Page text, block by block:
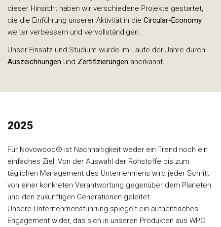
dieser Hinsicht haben wir verschiedene Projekte gestartet,
die die Einführung unserer Aktivität in die Circular-Economy
weiter verbessern und vervollständigen.
Unser Einsatz und Studium wurde im Laufe der Jahre durch
Auszeichnungen und Zertifizierungen anerkannt.
2025
Für Novowood® ist Nachhaltigkeit weder ein Trend noch ein
einfaches Ziel: Von der Auswahl der Rohstoffe bis zum
täglichen Management des Unternehmens wird jeder Schritt
von einer konkreten Verantwortung gegenüber dem Planeten
und den zukünftigen Generationen geleitet.
Unsere Unternehmensführung spiegelt ein authentisches
Engagement wider, das sich in unseren Produkten aus WPC